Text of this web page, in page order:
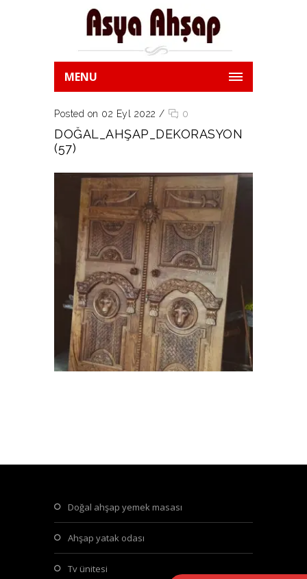
MENU
Posted on 02 Eyl 2022 / 0
DOĞAL_AHŞAP_DEKORASYON
(57)
doğal ahşap yemek masası
ahşap yatak odası
tv ünitesi